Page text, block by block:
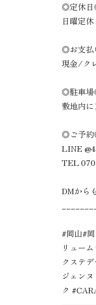
◎定休
日曜定休
◎お支
現金/ク
◎駐車
敷地内に
◎ご予
LINE
TEL
DMから
#岡山#
リュー
クステ
ジェン
ク